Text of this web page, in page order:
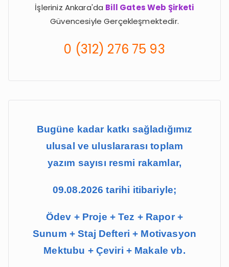
İşleriniz Ankara'da Bill Gates Web Şirketi
Güvencesiyle Gerçekleşmektedir.
0 (312) 276 75 93
Bugüne kadar katkı sağladığımız
ulusal ve uluslararası toplam
yazım sayısı resmi rakamlar,
09.08.2026 tarihi itibariyle;
Ödev + Proje + Tez + Rapor +
Sunum + Staj Defteri + Motivasyon
Mektubu + Çeviri + Makale vb.